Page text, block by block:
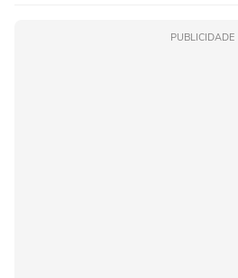
PUBLICIDADE